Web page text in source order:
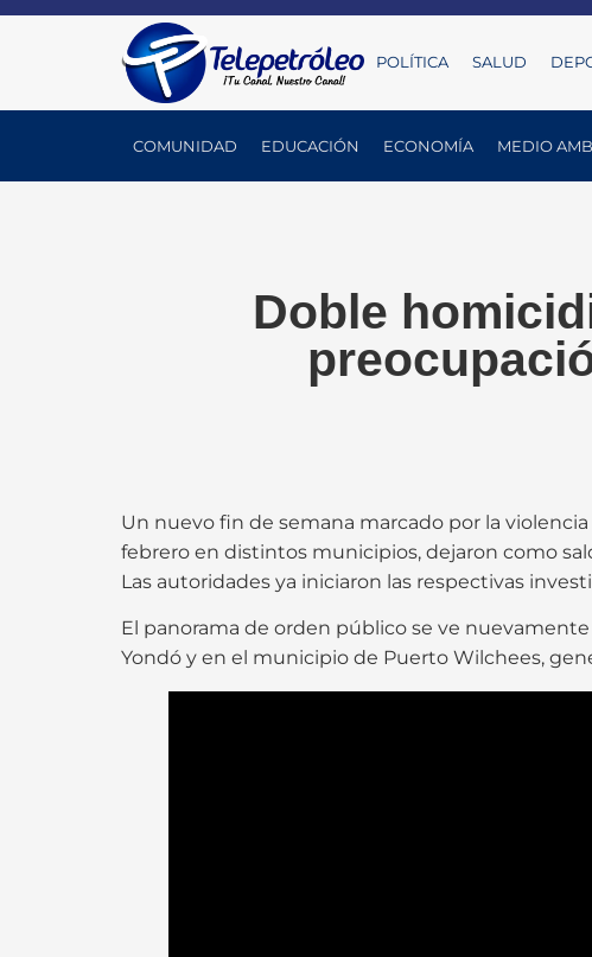
POLÍTICA SALUD
COMUNIDAD EDUCACIÓN ECONOMÍA MEDIO
Doble
Un nuevo fin de semana marcado por la
febrero en distintos municipios, dejaron como
Las autoridades ya iniciaron las respectivas
El panorama de orden público se ve
Yondó y en el municipio de Puerto Wilchees,